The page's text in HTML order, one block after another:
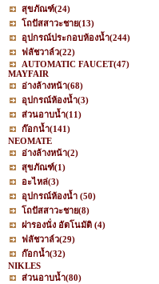
สุขภัณฑ์(24)
โถปัสสาวะชาย(13)
อุปกรณ์ประกอบห้องน้ำ(244)
ฟลัชวาล์ว(22)
AUTOMATIC FAUCET(47)
MAYFAIR
อ่างล้างหน้า(68)
อุปกรณ์ห้องน้ำ(3)
ส่วนอาบน้ำ(11)
ก๊อกน้ำ(141)
NEOMATE
อ่างล้างหน้า(2)
สุขภัณฑ์(1)
อะไหล่(3)
อุปกรณ์ห้องน้ำ (50)
โถปัสสาวะชาย(8)
ฝารองนั่ง อัตโนมัติ (4)
ฟลัชวาล์ว(29)
ก๊อกน้ำ(32)
NIKLES
ส่วนอาบน้ำ(80)